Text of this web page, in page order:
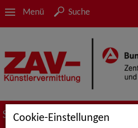
Menü Suche
Suche nach Künstler*innen
Cookie-Einstellungen